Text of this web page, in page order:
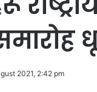
2021, 2:42 pm